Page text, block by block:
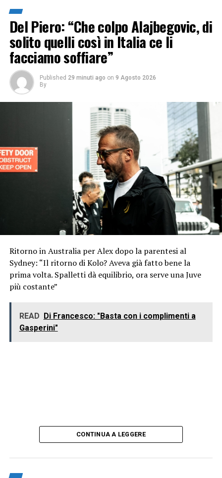
Del Piero: “Che colpo Alajbegovic, di
solito quelli così in Italia ce li
facciamo soffiare”
Published 29 minuti ago on 9 Agosto 2026
By
Ritorno in Australia per Alex dopo la parentesi al
Sydney: “Il ritorno di Kolo? Aveva già fatto bene la
prima volta. Spalletti dà equilibrio, ora serve una Juve
più costante”
READ Di Francesco: "Basta con i complimenti a
Gasperini"
CONTINUA A LEGGERE